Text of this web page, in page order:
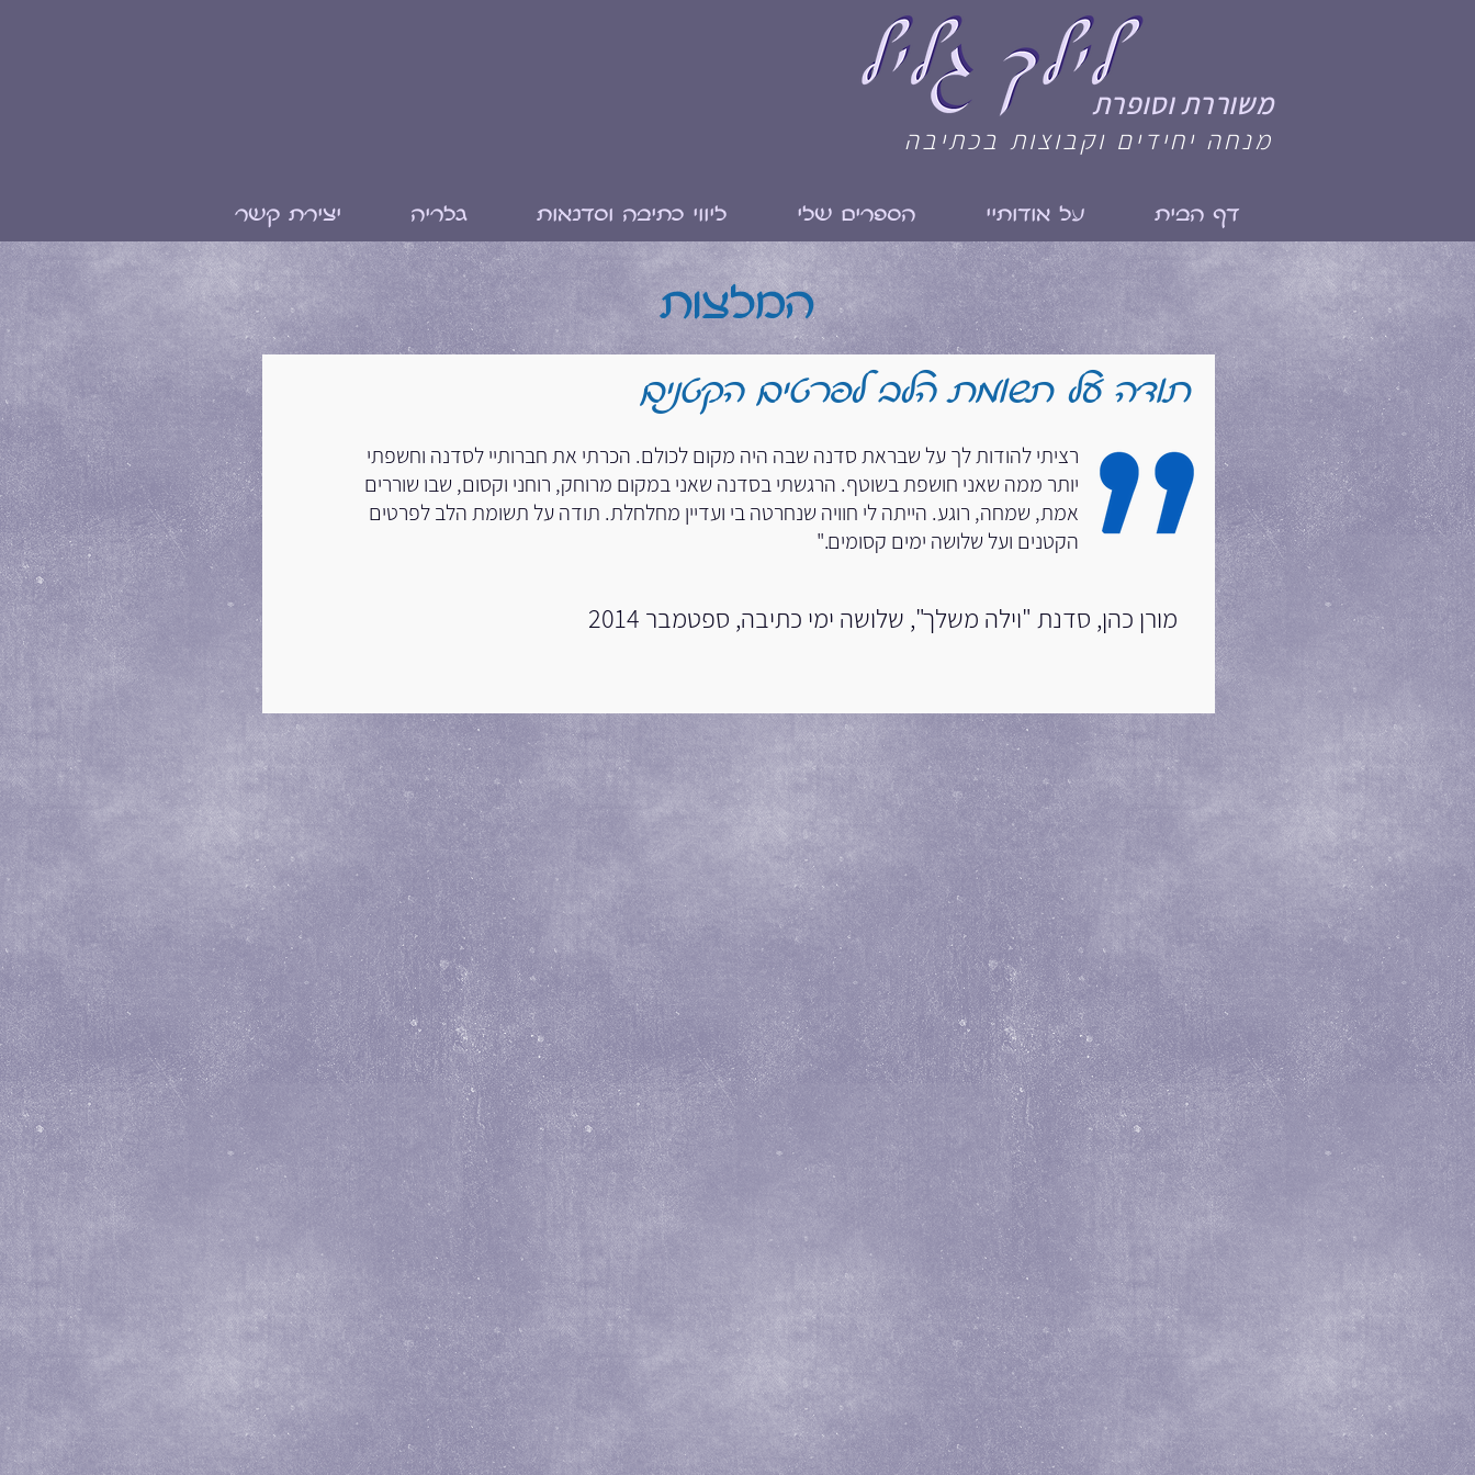
משוררת וסופרת
מנחה יחידים וקבוצות בכתיבה
דף הבית על אודותיי הספרים שלי ליווי כתיבה וסדנאות גלריה יצירת קשר
המלצות
תודה על תשומת הלב לפרטים הקטנים
רציתי להודות לך על שבראת סדנה שבה היה מקום לכולם. הכרתי את חברותיי לסדנה וחשפתי
יותר ממה שאני חושפת בשוטף. הרגשתי בסדנה שאני במקום מרוחק, רוחני וקסום, שבו שוררים
אמת, שמחה, רוגע. הייתה לי חוויה שנחרטה בי ועדיין מחלחלת. תודה על תשומת הלב לפרטים
הקטנים ועל שלושה ימים קסומים."
מורן כהן, סדנת "וילה משלך", שלושה ימי כתיבה, ספטמבר 2014